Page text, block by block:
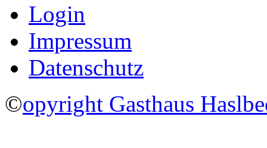
Login
Impressum
Datenschutz
©opyright Gasthaus